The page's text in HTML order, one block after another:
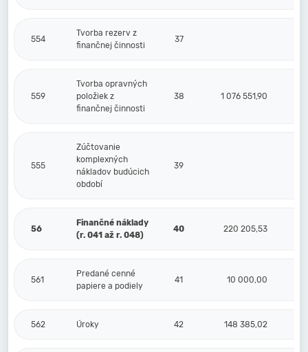
554
Tvorba rezerv z
finančnej činnosti
37
559
Tvorba opravných
položiek z
finančnej činnosti
38 1 076 551,90
555
Zúčtovanie
komplexných
nákladov budúcich
období
39
56
Finančné náklady
(r. 041 až r. 048)
40 220 205,53
561
Predané cenné
papiere a podiely
41 10 000,00
562 Úroky 42 148 385,02